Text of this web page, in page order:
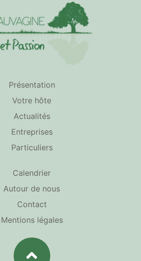
Présentation
Votre hôte
Actualités
Entreprises
Particuliers
Calendrier
Autour de nous
Contact
Mentions légales